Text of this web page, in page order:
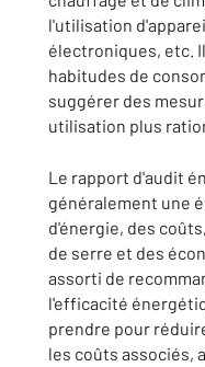
l'utilisation
électroniques, etc.
habitudes de
suggérer des
utilisation plus
Le rapport d'audit
généralement une
d'énergie, des
de serre et des
assorti de
l'efficacité
prendre pour
les coûts associés,